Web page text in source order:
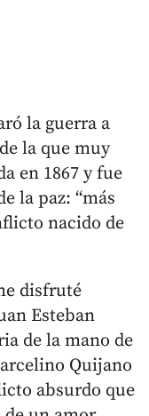
la guerra a
la que muy
en 1867 y fue
la paz: “más
nacido de
disfruté
Esteban
de la mano de
Quijano
absurdo que